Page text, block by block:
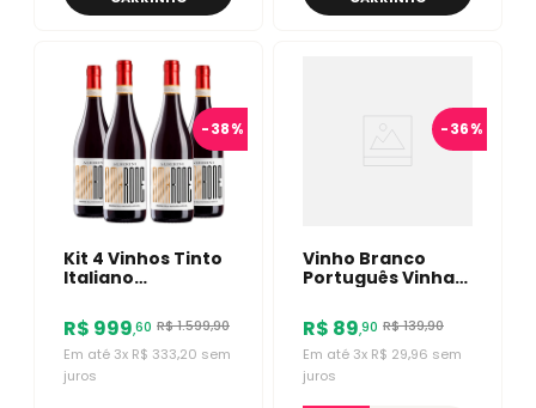
-38%
Kit 4 Vinhos Tinto
Italiano
Amarone Alberini
DOCG 750ml
R$ 999,60 R$1.599,90
Em até 3x R$ 333,20 sem
juros
-36%
Vinho Branco
Português Vinha
Douro 750ml
R$ 89,90 R$139,90
Em até 3x R$ 29,96 sem
juros